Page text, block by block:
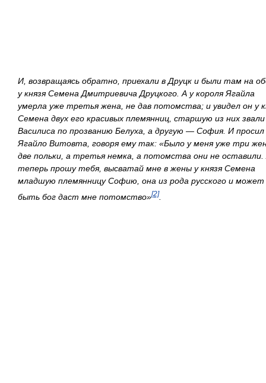
И, возвращаясь обратно, приехали в Друцк и были там на
у князя Семена Дмитриевича Друцкого. А у короля Ягайла
умерла уже третья жена, не дав потомства; и увидел он у
Семена двух его красивых племянниц, старшую из них звали
Василиса по прозванию Белуха, а другую — София. И просил
Ягайло Витовта, говоря ему так: «Было у меня уже три
две польки, а третья немка, а потомства они не оставили.
теперь прошу тебя, высватай мне в жены у князя Семена
младшую племянницу Софию, она из рода русского и может
быть бог даст мне потомство»[2]